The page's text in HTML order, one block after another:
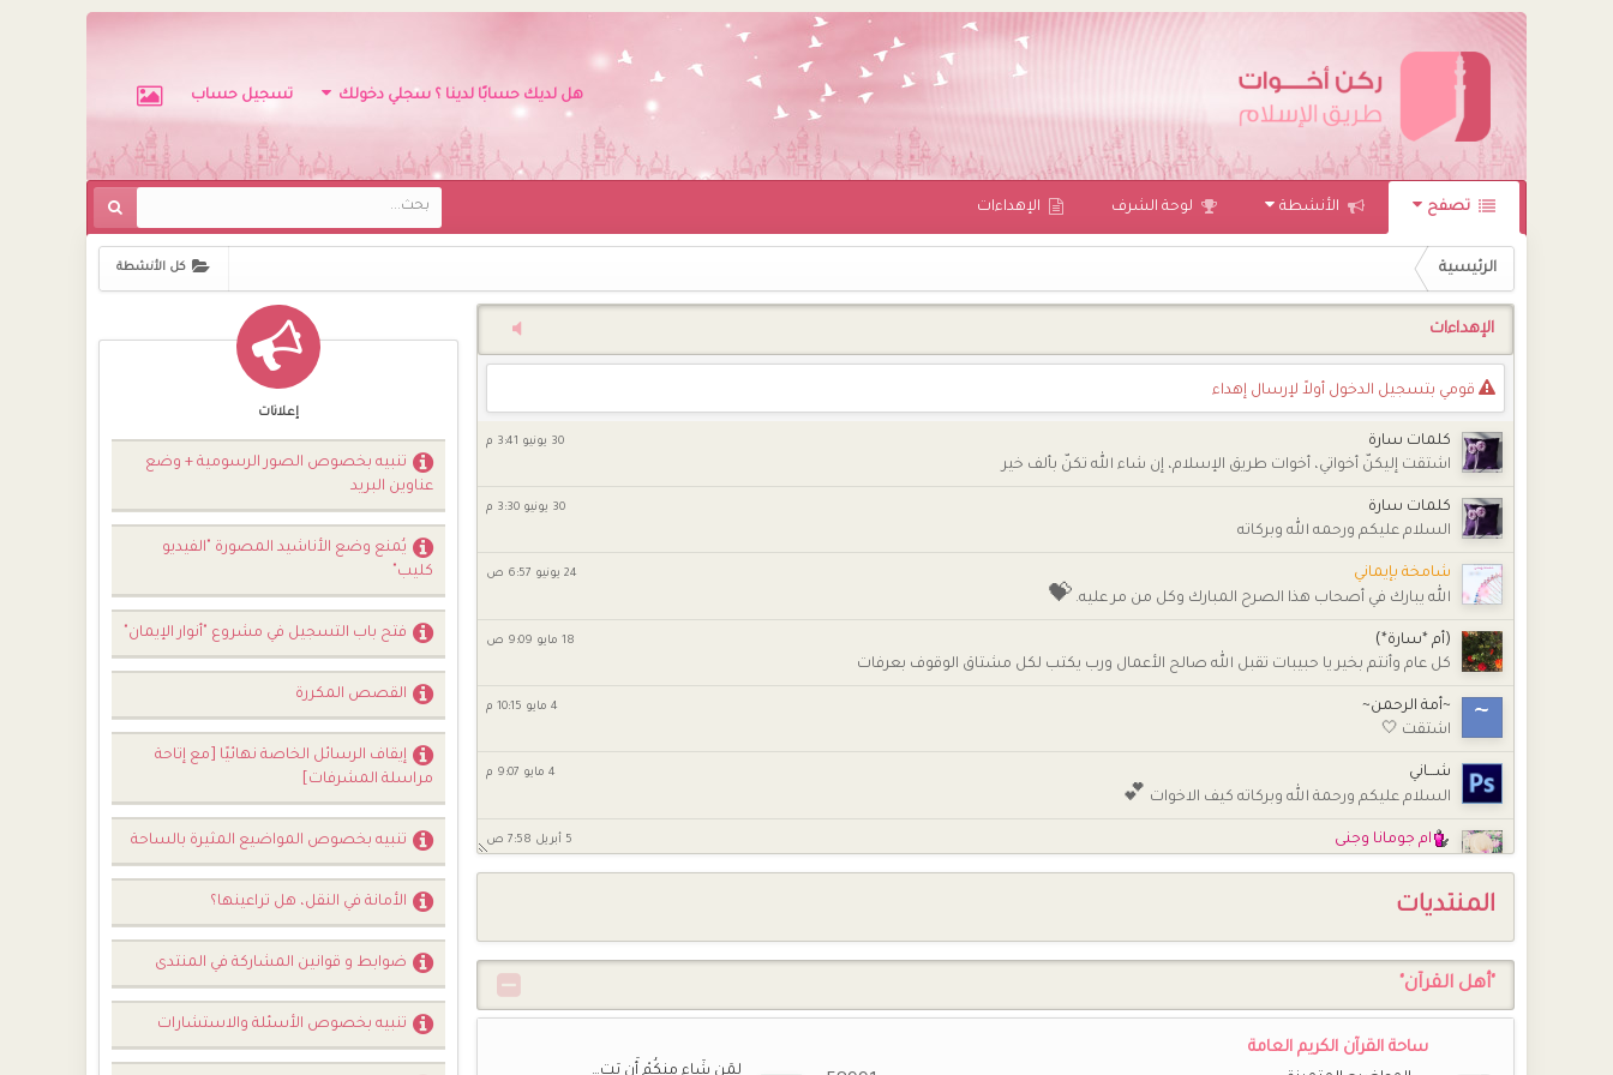
هل لديك حسابًا لدينا ؟ سجلي دخولك تسجيل حساب
تصفح الأنشطة لوحة الشرف اﻹهداءات
كل الأنشطة الرئيسية
اﻹهداءات
قومي بتسجيل الدخول أوﻻً لإرسال إهداء
كلمات سارة 30 يونيو 3:41 م
اشتقت إليكنّ أخواتي، أخوات طريق الإسلام، إن شاء الله تكنّ بألف خير
كلمات سارة 30 يونيو 3:30 م
السلام عليكم ورحمه الله وبركاته
شامخة بإيماني 24 يونيو 6:57 ص
الله يبارك في أصحاب هذا الصرح المبارك وكل من مر عليه. 💝
(أم *سارة*) 18 مايو 9:09 ص
كل عام وأنتم بخير يا حبيبات تقبل الله صالح الأعمال ورب يكتب لكل مشتاق الوقوف بعرفات
~أمة الرحمن~ 4 مايو 10:15 م
اشتقت 🤍
شـــاني 4 مايو 9:07 م
السلام عليكم ورحمة الله وبركاته كيف الاخوات 💕
ام جومانا وجنى 5 أبريل 7:58 ص
راغبة بالفردوس
خُـزَامَى
اللهم إنك عفو تحب العفو فاعف عنا ،،،
خُـزَامَى
تقبل الله منا ومنكم صالح الأعمال .. لا تنسونا من صالح الدعوات
المنتديات
"أهل القرآن"
ساحة القرآن الكريم العامة
لِمَن شَاء مِنكُمْ أَن يَت…
إعلانات
تنبيه بخصوص الصور الرسومية + وضع
عناوين البريد
يُمنع وضع الأناشيد المصورة "الفيديو
كليب"
فتح باب التسجيل في مشروع "أنوار الإيمان"
القصص المكررة
إيقاف الرسائل الخاصة نهائيًا [مع إتاحة
مراسلة المشرفات]
تنبيه بخصوص المواضيع المثيرة بالساحة
الأمانة في النقل، هل تراعينها؟
ضوابط و قوانين المشاركة في المنتدى
تنبيه بخصوص الأسئلة والاستشارات